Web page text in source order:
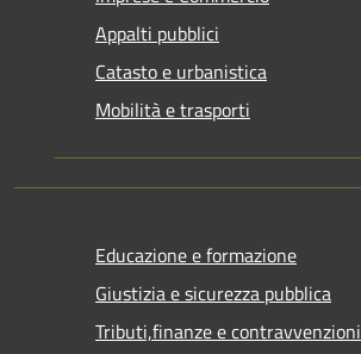
Appalti pubblici
Catasto e urbanistica
Mobilità e trasporti
Educazione e formazione
Giustizia e sicurezza pubblica
Tributi,finanze e contravvenzioni